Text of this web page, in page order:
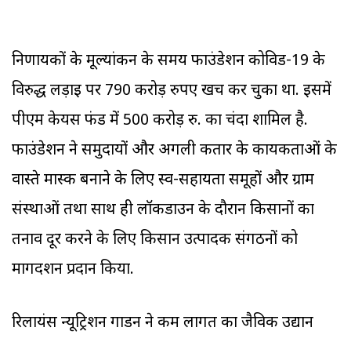
निर्णायकों के मूल्यांकन के समय फाउंडेशन कोविड-19 के
विरुद्ध लड़ाई पर 790 करोड़ रुपए खर्च कर चुका था. इसमें
पीएम केयर्स फंड में 500 करोड़ रु. का चंदा शामिल है.
फाउंडेशन ने समुदायों और अगली कतार के कार्यकर्ताओं के
वास्ते मास्क बनाने के लिए स्व-सहायता समूहों और ग्राम
संस्थाओं तथा साथ ही लॉकडाउन के दौरान किसानों का
तनाव दूर करने के लिए किसान उत्पादक संगठनों को
मार्गदर्शन प्रदान किया.
रिलायंस न्यूट्रिशन गार्डन ने कम लागत का जैविक उद्यान